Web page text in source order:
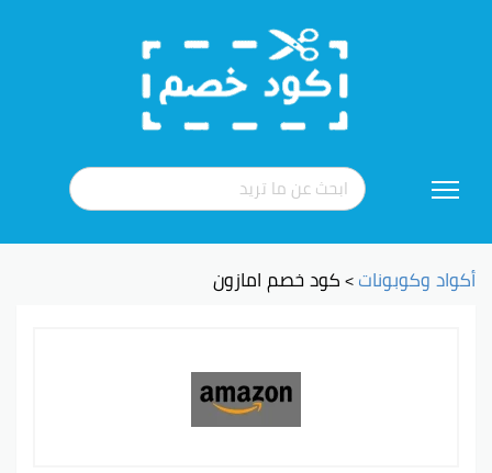
إلى
أكواد وكوبونات>كود خصم امازون